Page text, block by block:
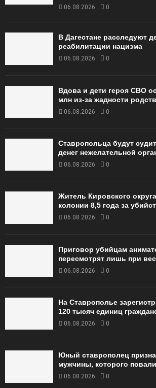
06.08.2026 0
В Дагестане расследуют
реабилитации нацизма
06.08.2026 0
Вдова и дети героя СВО
млн из-за жадности
06.08.2026 0
Ставропольца будут
денег нежелательной
06.08.2026 0
Житель Кировского
колонии 8,5 года за
06.08.2026 0
Приговор убийцам
пересмотрят лишь при
06.08.2026 0
На Ставрополье
120 тысяч единиц
06.08.2026 0
Юный ставрополец
мужчины, которого
06.08.2026 0